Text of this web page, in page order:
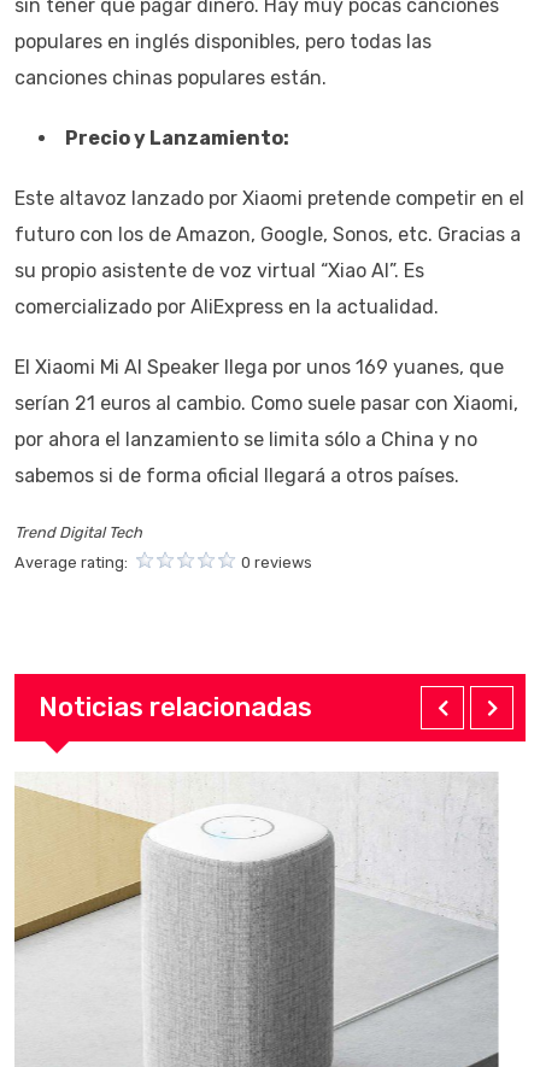
sin tener que pagar dinero. Hay muy pocas canciones
populares en inglés disponibles, pero todas las
canciones chinas populares están.
Precio y Lanzamiento:
Este altavoz lanzado por Xiaomi pretende competir en el
futuro con los de Amazon, Google, Sonos, etc. Gracias a
su propio asistente de voz virtual “Xiao AI”. Es
comercializado por AliExpress en la actualidad.
El Xiaomi Mi AI Speaker llega por unos 169 yuanes, que
serían 21 euros al cambio. Como suele pasar con Xiaomi,
por ahora el lanzamiento se limita sólo a China y no
sabemos si de forma oficial llegará a otros países.
Trend Digital Tech
Average rating:
0 reviews
Noticias relacionadas